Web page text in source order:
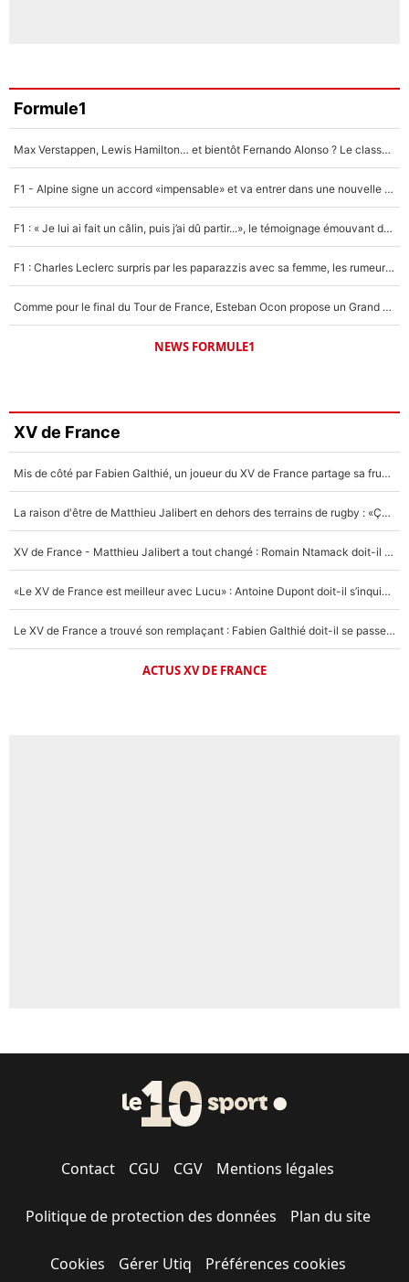
Formule1
Max Verstappen, Lewis Hamilton… et bientôt Fernando Alonso ? Le classement des pilotes les mieux payés en Formule 1 risque de changer !
F1 - Alpine signe un accord «impensable» et va entrer dans une nouvelle dimension : Grande nouvelle pour Pierre Gasly !
F1 : « Je lui ai fait un câlin, puis j’ai dû partir...», le témoignage émouvant de Max Verstappen sur sa fille
F1 : Charles Leclerc surpris par les paparazzis avec sa femme, les rumeurs étaient vraies !
Comme pour le final du Tour de France, Esteban Ocon propose un Grand Prix de Formule 1 à Paris : «Autour de l’Arc de Triomphe, ce serait génial» !
NEWS FORMULE1
XV de France
Mis de côté par Fabien Galthié, un joueur du XV de France partage sa frustration : «ils ne me l’ont pas dit tout de suite»
La raison d'être de Matthieu Jalibert en dehors des terrains de rugby : «Ça m'atteint autant que si tu touches à un membre de ma famille»
XV de France - Matthieu Jalibert a tout changé : Romain Ntamack doit-il s’inquiéter pour sa place à un an de la Coupe du monde ?
«Le XV de France est meilleur avec Lucu» : Antoine Dupont doit-il s’inquiéter pour sa place ?
Le XV de France a trouvé son remplaçant : Fabien Galthié doit-il se passer d'Antoine Dupont ?
ACTUS XV DE FRANCE
Contact CGU CGV Mentions légales
Politique de protection des données Plan du site
Cookies Gérer Utiq Préférences cookies